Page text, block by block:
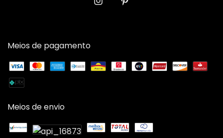
Meios de pagamento
Meios de envio